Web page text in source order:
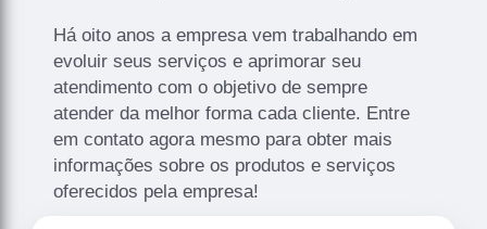
Há oito anos a empresa vem trabalhando em
evoluir seus serviços e aprimorar seu
atendimento com o objetivo de sempre
atender da melhor forma cada cliente. Entre
em contato agora mesmo para obter mais
informações sobre os produtos e serviços
oferecidos pela empresa!